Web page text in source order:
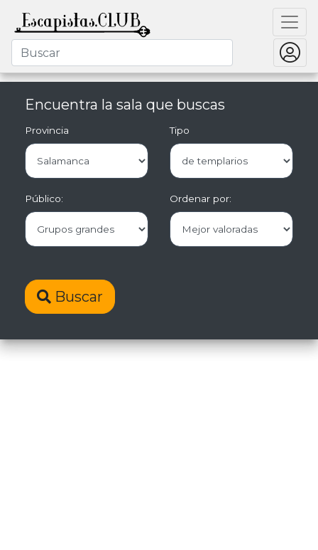
Encuentra la sala que buscas
Provincia Tipo
Público: Ordenar por:
Buscar